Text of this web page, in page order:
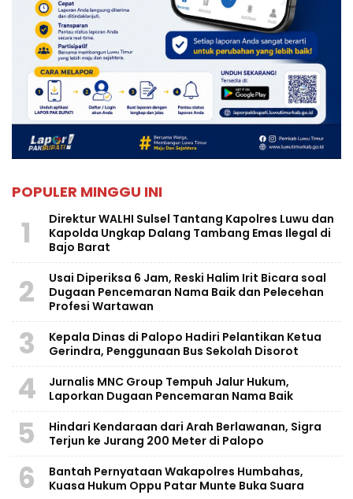
POPULER MINGGU INI
1
Direktur WALHI Sulsel Tantang Kapolres Luwu dan
Kapolda Ungkap Dalang Tambang Emas Ilegal di
Bajo Barat
2
Usai Diperiksa 6 Jam, Reski Halim Irit Bicara soal
Dugaan Pencemaran Nama Baik dan Pelecehan
Profesi Wartawan
3
Kepala Dinas di Palopo Hadiri Pelantikan Ketua
Gerindra, Penggunaan Bus Sekolah Disorot
4
Jurnalis MNC Group Tempuh Jalur Hukum,
Laporkan Dugaan Pencemaran Nama Baik
5
Hindari Kendaraan dari Arah Berlawanan, Sigra
Terjun ke Jurang 200 Meter di Palopo
6
Bantah Pernyataan Wakapolres Humbahas,
Kuasa Hukum Oppu Patar Munte Buka Suara